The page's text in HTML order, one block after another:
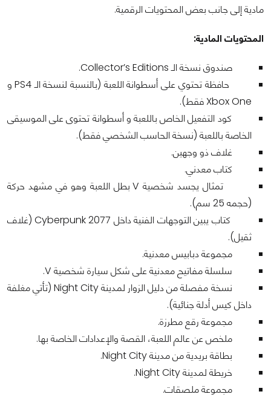
مادية إلى جانب بعض المحتويات الرقمية.
المحتويات المادية:
صندوق نسخة الـ Collector’s Editions.
حافظة تحتوي على أسطوانة اللعبة (بالنسبة لنسخة الـ PS4 و
Xbox One فقط).
كود التفعيل الخاص باللعبة و أسطوانة تحتوى على الموسيقى
الخاصة باللعبة (نسخة الحاسب الشخصي فقط).
غلاف ذو وجهين.
كتاب معدني.
تمثال يجسد شخصية V بطل اللعبة وهو في مشهد حركة
(حجمه 25 سم).
كتاب يبين التوجهات الفنية داخل Cyberpunk 2077 (غلاف
ثقيل).
مجموعة دبابيس معدنية.
سلسلة مفاتيح معدنية على شكل سيارة شخصية V.
نسخة مفصلة من دليل الزوار لمدينة Night City (تأتي مغلفة
داخل كيس أدلة جنائية).
مجموعة رقع مطرزة.
ملخص عن عالم اللعبة، القصة والإعدادات الخاصة بها.
بطاقة بريدية من مدينة Night City.
خريطة لمدينة Night City.
مجموعة ملصقات.